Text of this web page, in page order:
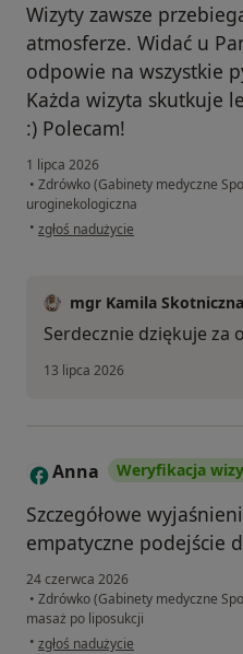
Wizyty zawsze
atmosferze. Widać u
odpowie na wszystkie
Każda wizyta skutkuje
:) Polecam!
1 lipca 2026
• Zdrówko (Gabinety medyczne
uroginekologiczna
• w opinii użytkownika Paulina
zgłoś nadużycie
mgr Kamila Skotniczna
Serdecznie dziękuje za
13 lipca 2026
A Anna Weryfikacja
Szczegółowe
empatyczne podejście
24 czerwca 2026
• Zdrówko (Gabinety medyczne
masaż po liposukcji
• w opinii użytkownika Anna
zgłoś nadużycie